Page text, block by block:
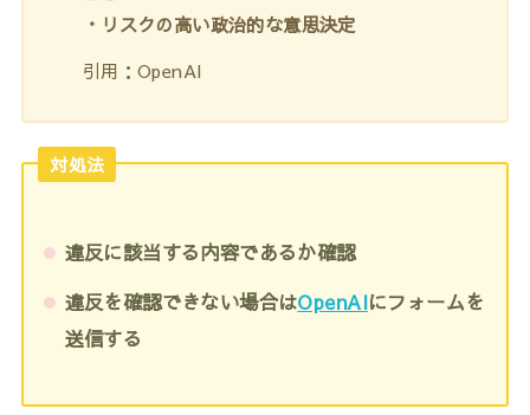
・リスクの高い政治的な意思決定
引用：OpenAI
対処法
違反に該当する内容であるか確認
違反を確認できない場合はOpenAIにフォームを
送信する